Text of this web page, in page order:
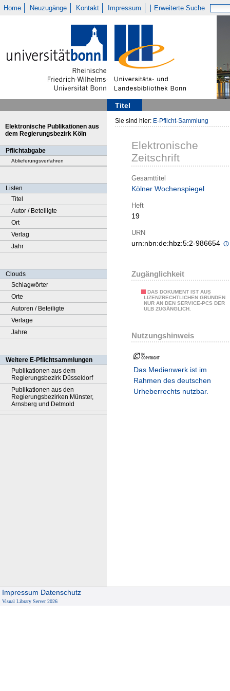
Home Neuzugänge Kontakt Impressum Erweiterte Suche
Titel
Elektronische Publikationen aus
dem Regierungsbezirk Köln
Pflichtabgabe
Ablieferungsverfahren
Listen
Titel
Autor / Beteiligte
Ort
Verlag
Jahr
Clouds
Schlagwörter
Orte
Autoren / Beteiligte
Verlage
Jahre
Weitere E-Pflichtsammlungen
Publikationen aus dem
Regierungsbezirk Düsseldorf
Publikationen aus den
Regierungsbezirken Münster,
Arnsberg und Detmold
Sie sind hier: E-Pflicht-Sammlung
Elektronische
Zeitschrift
Gesamttitel
Kölner Wochenspiegel
Heft
19
URN
urn:nbn:de:hbz:5:2-986654
Zugänglichkeit
DAS DOKUMENT IST AUS
LIZENZRECHTLICHEN GRÜNDEN
NUR AN DEN SERVICE-PCS DER
ULB ZUGÄNGLICH.
Nutzungshinweis
Das Medienwerk ist im
Rahmen des deutschen
Urheberrechts nutzbar.
Impressum Datenschutz
Visual Library Server 2026